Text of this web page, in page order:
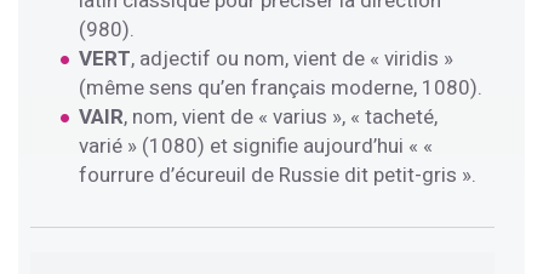
(980).
VERT, adjectif ou nom, vient de « viridis »
(même sens qu’en français moderne, 1080).
VAIR, nom, vient de « varius », « tacheté,
varié » (1080) et signifie aujourd’hui « «
fourrure d’écureuil de Russie dit petit-gris ».